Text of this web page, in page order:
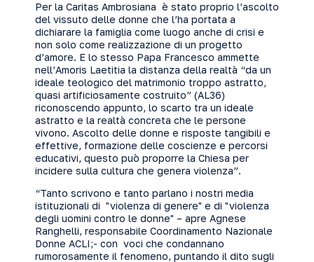
Per la Caritas Ambrosiana è stato proprio l’ascolto
del vissuto delle donne che l’ha portata a
dichiarare la famiglia come luogo anche di crisi e
non solo come realizzazione di un progetto
d’amore. E lo stesso Papa Francesco ammette
nell’Amoris Laetitia la distanza della realtà “da un
ideale teologico del matrimonio troppo astratto,
quasi artificiosamente costruito” (AL36)
riconoscendo appunto, lo scarto tra un ideale
astratto e la realtà concreta che le persone
vivono. Ascolto delle donne e risposte tangibili e
effettive, formazione delle coscienze e percorsi
educativi, questo può proporre la Chiesa per
incidere sulla cultura che genera violenza”.
“Tanto scrivono e tanto parlano i nostri media
istituzionali di "violenza di genere" e di "violenza
degli uomini contro le donne" – apre Agnese
Ranghelli, responsabile Coordinamento Nazionale
Donne ACLI;- con voci che condannano
rumorosamente il fenomeno, puntando il dito sugli